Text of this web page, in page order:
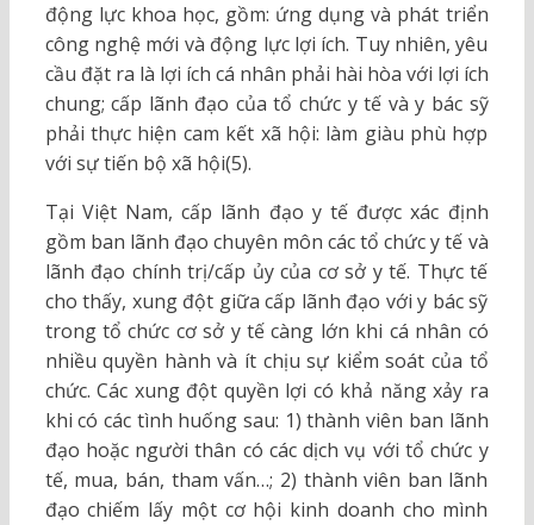
động lực khoa học, gồm: ứng dụng và phát triển
công nghệ mới và động lực lợi ích. Tuy nhiên, yêu
cầu đặt ra là lợi ích cá nhân phải hài hòa với lợi ích
chung; cấp lãnh đạo của tổ chức y tế và y bác sỹ
phải thực hiện cam kết xã hội: làm giàu phù hợp
với sự tiến bộ xã hội(5).
Tại Việt Nam, cấp lãnh đạo y tế được xác định
gồm ban lãnh đạo chuyên môn các tổ chức y tế và
lãnh đạo chính trị/cấp ủy của cơ sở y tế. Thực tế
cho thấy, xung đột giữa cấp lãnh đạo với y bác sỹ
trong tổ chức cơ sở y tế càng lớn khi cá nhân có
nhiều quyền hành và ít chịu sự kiểm soát của tổ
chức. Các xung đột quyền lợi có khả năng xảy ra
khi có các tình huống sau: 1) thành viên ban lãnh
đạo hoặc người thân có các dịch vụ với tổ chức y
tế, mua, bán, tham vấn…; 2) thành viên ban lãnh
đạo chiếm lấy một cơ hội kinh doanh cho mình